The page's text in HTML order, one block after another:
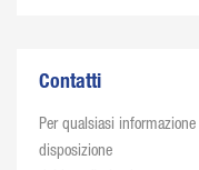
Contatti
Per qualsiasi
disposizione